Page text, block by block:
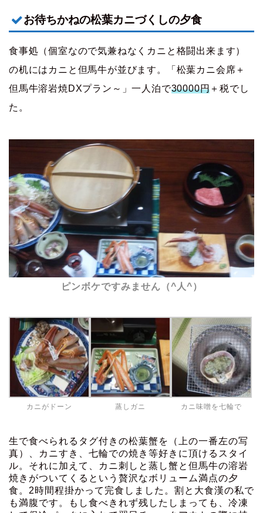
お待ちかねの松葉カニづくしの夕食
食事処（個室なので気兼ねなくカニと格闘出来ます）
の机にはカニと但馬牛が並びます。「松葉カニ会席＋
但馬牛溶岩焼DXプラン～」一人泊で30000円＋税でし
た。
ピンボケですみません（^人^）
カニがドーン 蒸しガニ カニ味噌を七輪で
生で食べられるタグ付きの松葉蟹を（上の一番左の写
真）、カニすき、七輪での焼き等好きに頂けるスタイ
ル。それに加えて、カニ刺しと蒸し蟹と但馬牛の溶岩
焼きがついてくるという贅沢なボリューム満点の夕
食。2時間程掛かって完食しました。割と大食漢の私で
も満腹です。もし食べきれず残したしまっても、冷凍